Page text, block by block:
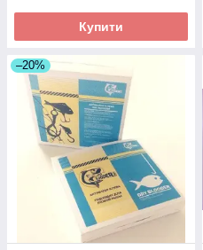
Купити
–20%